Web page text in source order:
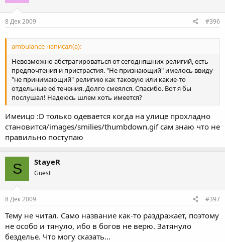
8 Дек 2009 #396
ambulance написал(а):
Невозможно абстрагироваться от сегодняшних религий, есть
предпочтения и пристрастия. "Не признающий" имелось ввиду
"не принимающий" религию как таковую или какие-то
отдельные её течения. Долго смеялся. Спасибо. Вот я бы
послушал! Надеюсь шлем хоть имеется?
Имеицо :D только одевается когда на улице прохладно
становится/images/smilies/thumbdown.gif сам знаю что не
правильно поступаю
S StayeR
Guest
8 Дек 2009 #397
Тему не читал. Само название как-то раздражает, поэтому
не особо и тянуло, ибо в богов не верю. Затянуло
безделье. Что могу сказать...